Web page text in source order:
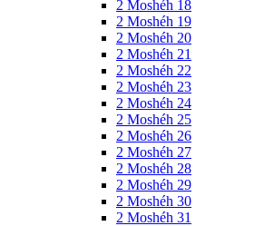
2 Moshéh 18
2 Moshéh 19
2 Moshéh 20
2 Moshéh 21
2 Moshéh 22
2 Moshéh 23
2 Moshéh 24
2 Moshéh 25
2 Moshéh 26
2 Moshéh 27
2 Moshéh 28
2 Moshéh 29
2 Moshéh 30
2 Moshéh 31